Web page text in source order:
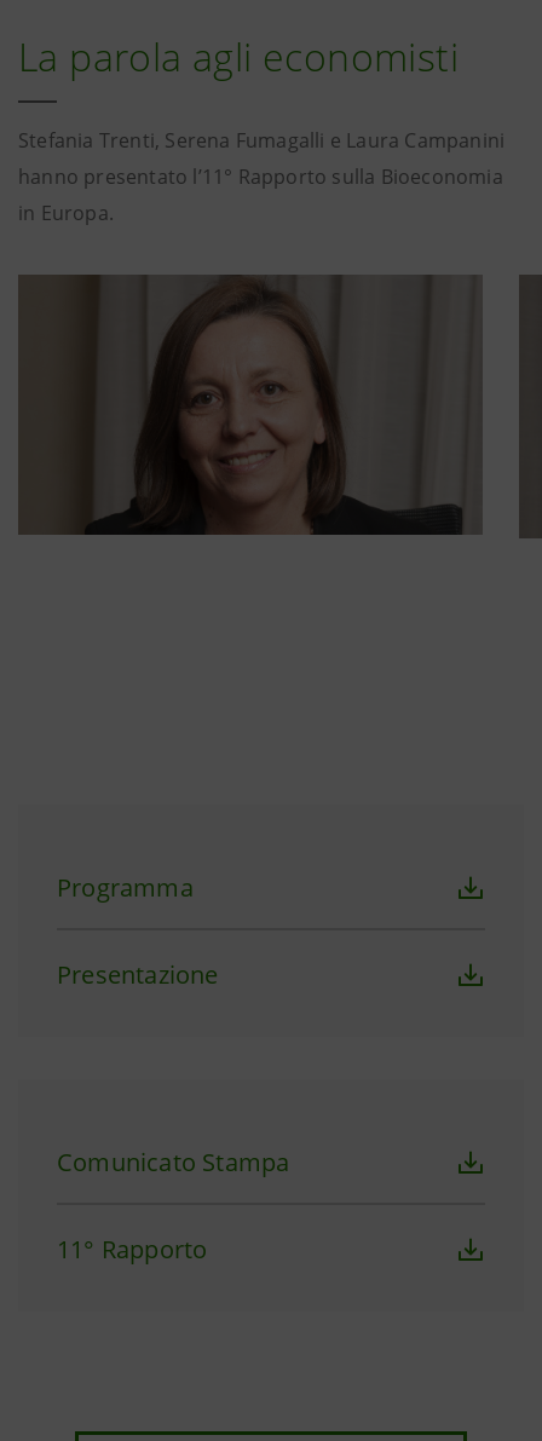
La parola agli economisti
Stefania Trenti, Serena Fumagalli e Laura Campanini
hanno presentato l’11° Rapporto sulla Bioeconomia
in Europa.
Programma
Presentazione
Comunicato Stampa
11° Rapporto